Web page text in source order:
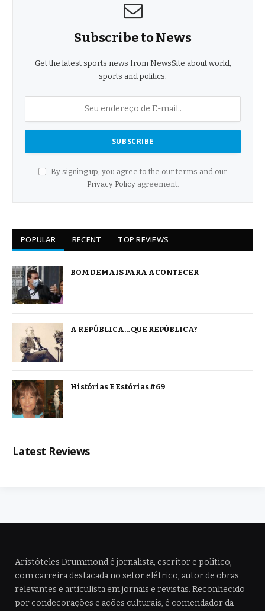
Subscribe to News
Get the latest sports news from NewsSite about world,
sports and politics.
By signing up, you agree to the our terms and our
Privacy Policyagreement.
POPULAR RECENT TOP REVIEWS
BOM DEMAIS PARA ACONTECER
A REPÚBLICA… QUE REPÚBLICA?
Histórias E Estórias #69
Latest Reviews
Aristóteles Drummond é jornalista, escritor e político,
com carreira destacada no setor elétrico, autor de obras
relevantes e articulista em jornais e revistas. Reconhecido
por condecorações e ações culturais, é comendador da